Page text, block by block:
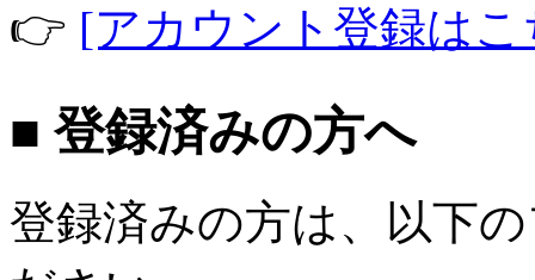
👉 [アカウント登録は
■ 登録済みの方へ
登録済みの方は、以下